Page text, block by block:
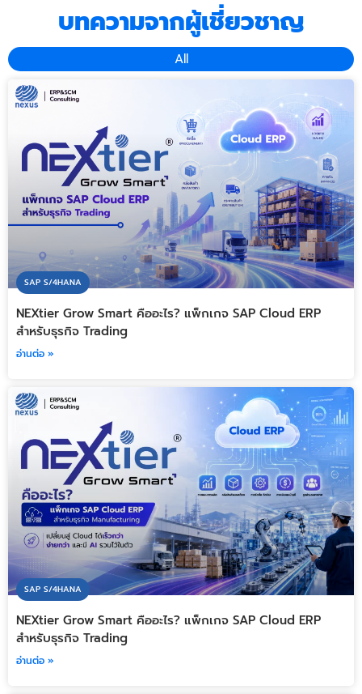
บทความจากผู้เชี่ยวชาญ
All
SAP S/4HANA
NEXtier Grow Smart คืออะไร? แพ็กเกจ SAP Cloud ERP
สำหรับธุรกิจ Trading
อ่านต่อ »
SAP S/4HANA
NEXtier Grow Smart คืออะไร? แพ็กเกจ SAP Cloud ERP
สำหรับธุรกิจ Trading
อ่านต่อ »